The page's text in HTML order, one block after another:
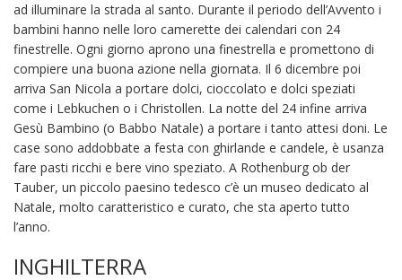
ad illuminare la strada al santo. Durante il periodo dell’Avvento i
bambini hanno nelle loro camerette dei calendari con 24
finestrelle. Ogni giorno aprono una finestrella e promettono di
compiere una buona azione nella giornata. Il 6 dicembre poi
arriva San Nicola a portare dolci, cioccolato e dolci speziati
come i Lebkuchen o i Christollen. La notte del 24 infine arriva
Gesù Bambino (o Babbo Natale) a portare i tanto attesi doni. Le
case sono addobbate a festa con ghirlande e candele, è usanza
fare pasti ricchi e bere vino speziato. A Rothenburg ob der
Tauber, un piccolo paesino tedesco c’è un museo dedicato al
Natale, molto caratteristico e curato, che sta aperto tutto
l’anno.
INGHILTERRA